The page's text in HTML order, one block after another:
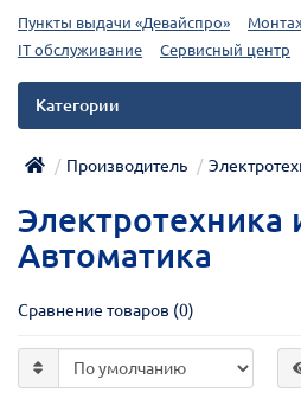
Пункты выдачи «Девайспро»
IT обслуживание
Сервисный центр
Категории
Производитель
Электротехника
Автоматика
Сравнение товаров (0)